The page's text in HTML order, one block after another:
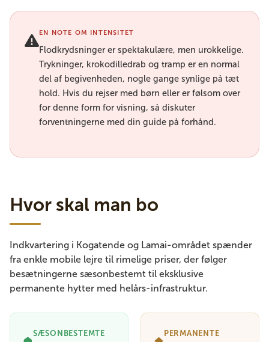
EN NOTE OM INTENSITET
Flodkrydsninger er spektakulære, men urokkelige.
Trykninger, krokodilledrab og tramp er en normal
del af begivenheden, nogle gange synlige på tæt
hold. Hvis du rejser med børn eller er følsom over
for denne form for visning, så diskuter
forventningerne med din guide på forhånd.
Hvor skal man bo
Indkvartering i Kogatende og Lamai-området spænder
fra enkle mobile lejre til rimelige priser, der følger
besætningerne sæsonbestemt til eksklusive
permanente hytter med helårs-infrastruktur.
SÆSONBESTEMTE
PERMANENTE